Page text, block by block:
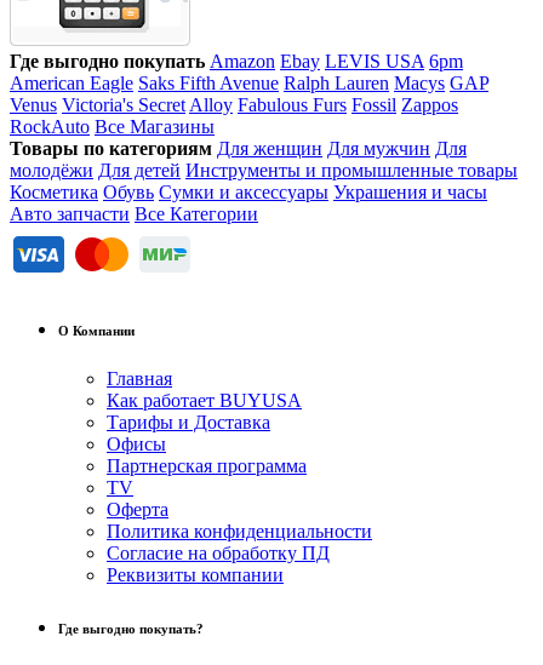
Где выгодно покупать Amazon Ebay LEVIS USA 6pm
American Eagle Saks Fifth Avenue Ralph Lauren Macys GAP
Venus Victoria's Secret Alloy Fabulous Furs Fossil Zappos
RockAuto Все Магазины
Товары по категориям Для женщин Для мужчин Для
молодёжи Для детей Инструменты и промышленные товары
Косметика Обувь Сумки и аксессуары Украшения и часы
Авто запчасти Все Категории
О Компании
Главная
Как работает BUYUSA
Тарифы и Доставка
Офисы
Партнерская программа
TV
Оферта
Политика конфиденциальности
Согласие на обработку ПД
Реквизиты компании
Где выгодно покупать?